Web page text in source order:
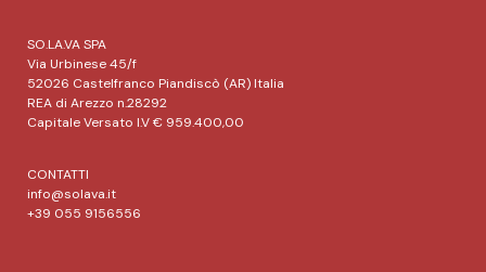
SO.LA.VA SPA
Via Urbinese 45/f
52026 Castelfranco Piandiscò (AR) Italia
REA di Arezzo n.28292
Capitale Versato I.V € 959.400,00
CONTATTI
info@solava.it
+39 055 9156556